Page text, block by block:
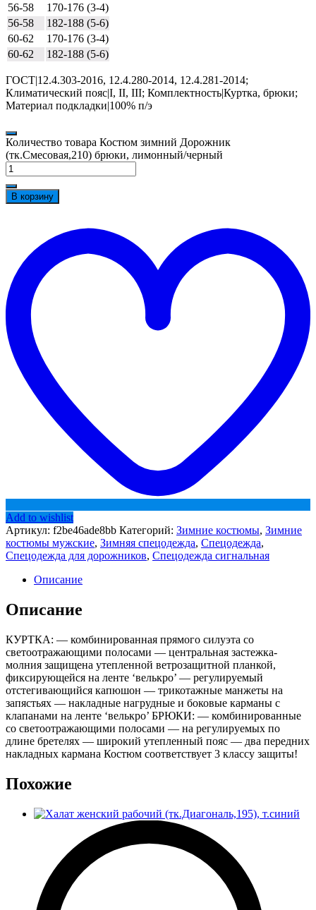
56-58
170-176 (3-4)
56-58
182-188 (5-6)
60-62
170-176 (3-4)
60-62
182-188 (5-6)
ГОСТ|12.4.303-2016, 12.4.280-2014, 12.4.281-2014;
Климатический пояс|I, II, III; Комплектность|Куртка, брюки;
Материал подкладки|100% п/э
Количество товара Костюм зимний Дорожник
(тк.Смесовая,210) брюки, лимонный/черный
В корзину
Add to wishlist
Артикул: f2be46ade8bb Категорий: Зимние костюмы, Зимние
костюмы мужские, Зимняя спецодежда, Спецодежда,
Спецодежда для дорожников, Спецодежда сигнальная
Описание
Описание
КУРТКА: — комбинированная прямого силуэта со
светоотражающими полосами — центральная застежка-
молния защищена утепленной ветрозащитной планкой,
фиксирующейся на ленте ‘велькро’ — регулируемый
отстегивающийся капюшон — трикотажные манжеты на
запястьях — накладные нагрудные и боковые карманы с
клапанами на ленте ‘велькро’ БРЮКИ: — комбинированные
со светоотражающими полосами — на регулируемых по
длине бретелях — широкий утепленный пояс — два передних
накладных кармана Костюм соответствует 3 классу защиты!
Похожие